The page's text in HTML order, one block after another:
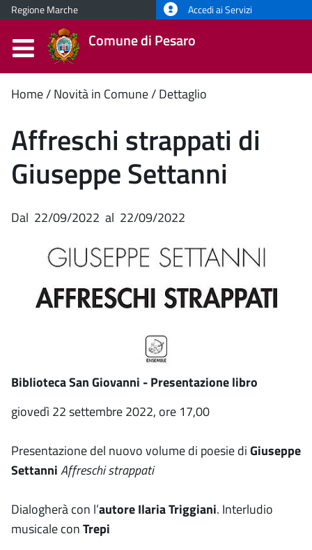
Regione Marche Accedi ai Servizi
Comune di Pesaro
Contenuto
principale
Home Novità in Comune Dettaglio
Affreschi strappati di
Giuseppe Settanni
Dal 22/09/2022 al 22/09/2022
Biblioteca San Giovanni - Presentazione libro
giovedì 22 settembre 2022, ore 17,00
Presentazione del nuovo volume di poesie diGiuseppe
SettanniAffreschi strappati
Dialogherà con l’autoreIlaria Triggiani. Interludio
musicale conTrepi